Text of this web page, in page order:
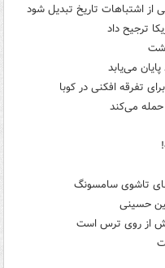
اشتباهات تاریخ تبدیل شود
ترجیح داد
می‌یابد
تفرقه افکنی در کوبا
تاشوی سامسونگ
حسینی
از روی ترس است